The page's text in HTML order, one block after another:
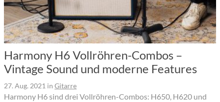
Harmony H6 Vollröhren-Combos –
Vintage Sound und moderne Features
27. Aug. 2021 in Gitarre
Harmony H6 sind drei Vollröhren-Combos: H650, H620 und